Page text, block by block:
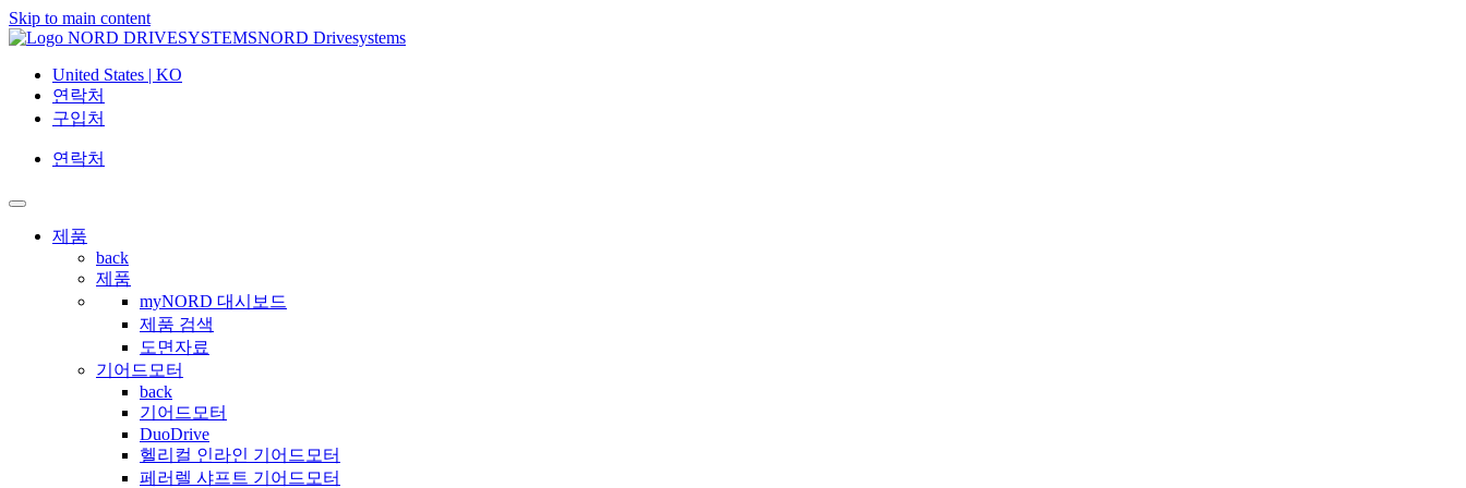
Skip to main content
NORD Drivesystems
United States | KO
연락처
구입처
연락처
제품
back
제품
myNORD 대시보드
제품 검색
도면자료
기어드모터
back
기어드모터
DuoDrive
헬리컬 인라인 기어드모터
페러렐 샤프트 기어드모터